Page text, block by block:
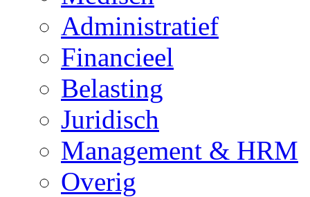
Administratief
Financieel
Belasting
Juridisch
Management & HRM
Overig